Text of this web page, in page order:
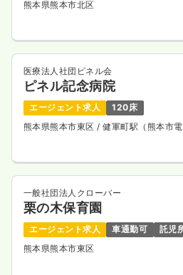
熊本県熊本市北区
医療法人社団ピネル会
ピネル記念病院
エージェント求人
120床
熊本県熊本市東区 / 健軍町駅（熊本市
一般社団法人クローバー
栗の木保育園
エージェント求人 車通勤可
託児
熊本県熊本市東区